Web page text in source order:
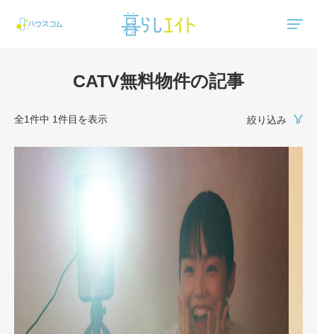
CATV無料物件の記事
全1件中 1件目を表示 絞り込み